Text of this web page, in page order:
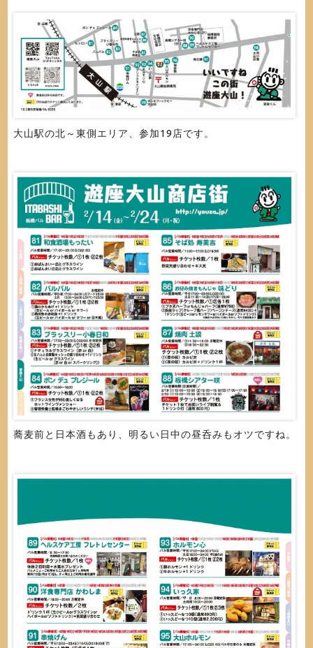
大山駅の北～東側エリア、参加19店です。
蕎麦前と日本酒もあり、明るい日中の昼呑みもオツですね。